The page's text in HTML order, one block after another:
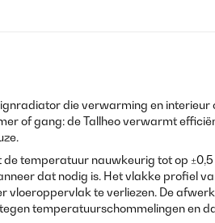
die verwarming en
of gang: de Tallheo verwarmt
temperatuur nauwkeurig tot op ±0,5
dat nodig is. Het vlakke profiel
vloeroppervlak te verliezen. De
temperatuurschommelingen en